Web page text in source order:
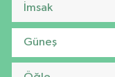
İmsak
Güneş